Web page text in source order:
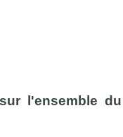
l'ensemble du